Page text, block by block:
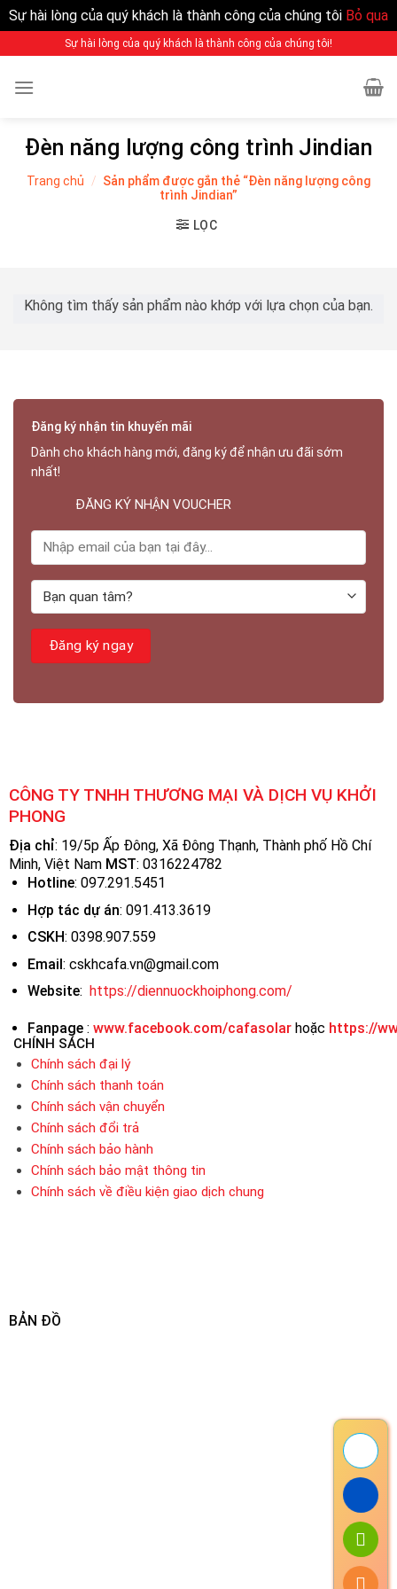
Sự hài lòng của quý khách là thành công của chúng tôi Bỏ qua
Sự hài lòng của quý khách là thành công của chúng tôi!
Đèn năng lượng công trình Jindian
Trang chủ / Sản phẩm được gắn thẻ “Đèn năng lượng công
trình Jindian”
LỌC
Không tìm thấy sản phẩm nào khớp với lựa chọn của bạn.
Đăng ký nhận tin khuyến mãi
Dành cho khách hàng mới, đăng ký để nhận ưu đãi sớm
nhất!
ĐĂNG KÝ NHẬN VOUCHER
CÔNG TY TNHH THƯƠNG MẠI VÀ DỊCH VỤ KHỞI
PHONG
Địa chỉ: 19/5p Ấp Đông, Xã Đông Thạnh, Thành phố Hồ Chí
Minh, Việt Nam MST: 0316224782
Hotline: 097.291.5451
Hợp tác dự án: 091.413.3619
CSKH: 0398.907.559
Email: cskhcafa.vn@gmail.com
Website: https://diennuockhoiphong.com/
Fanpage : www.facebook.com/cafasolarhoặc https://
CHÍNH SÁCH
Chính sách đại lý
Chính sách thanh toán
Chính sách vận chuyển
Chính sách đổi trả
Chính sách bảo hành
Chính sách bảo mật thông tin
Chính sách về điều kiện giao dịch chung
BẢN ĐỒ